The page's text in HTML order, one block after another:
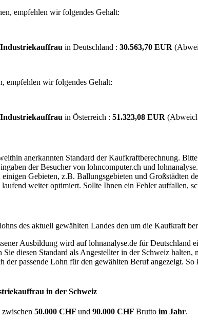
empfehlen wir folgendes Gehalt:
in Deutschland : 30.563,70 EUR
empfehlen wir folgendes Gehalt:
in Österreich : 51.323,08 EUR
anerkannten Standard der Kaufkraftberechnung.
der Besucher von lohncomputer.ch und
Gebieten, z.B. Ballungsgebieten und
weiter optimiert. Sollte Ihnen ein Fehler auffallen,
des aktuell gewählten Landes den um die Kaufkraft
Ausbildung wird auf lohnanalyse.de für
diesen Standard als Angestellter in der Schweiz
der passende Lohn für den gewählten Beruf angezeigt.
in der Schweiz
50.000 CHF und 90.000 CHF Brutto im Jahr.